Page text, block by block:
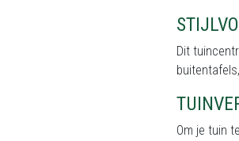
Dit
Om je tuin